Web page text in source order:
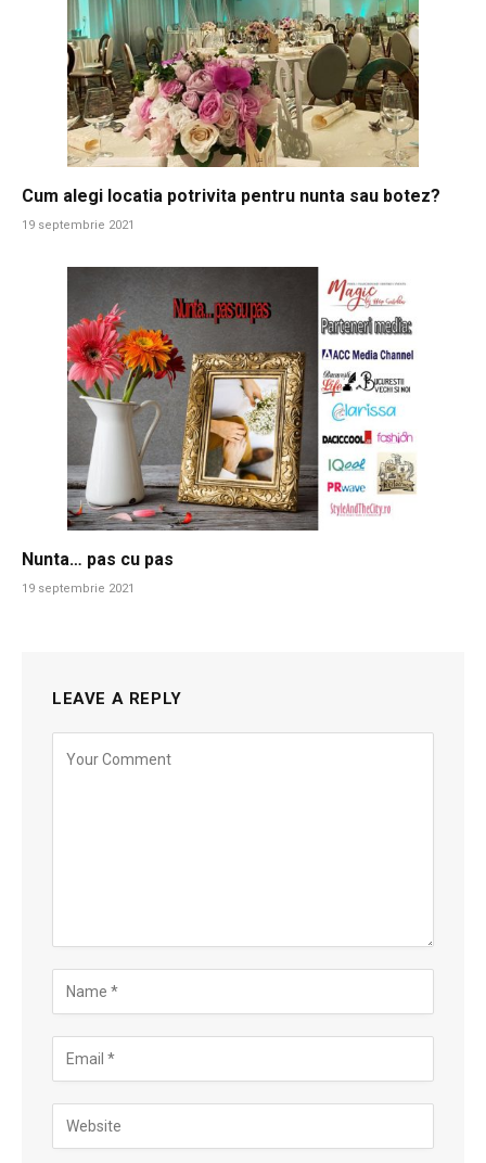
Cum alegi locatia potrivita pentru nunta sau botez?
19 septembrie 2021
Nunta… pas cu pas
19 septembrie 2021
LEAVE A REPLY